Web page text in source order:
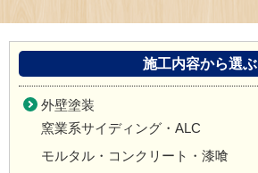
施工内容から選ぶ
外壁塗装
窯業系サイディング・ALC
モルタル・コンクリート・漆喰